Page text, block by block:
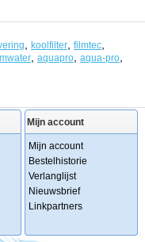
koolfilter filmtec
aquapro aqua-pro
Mijn account
Mijn account
Bestelhistorie
Verlanglijst
Nieuwsbrief
Linkpartners